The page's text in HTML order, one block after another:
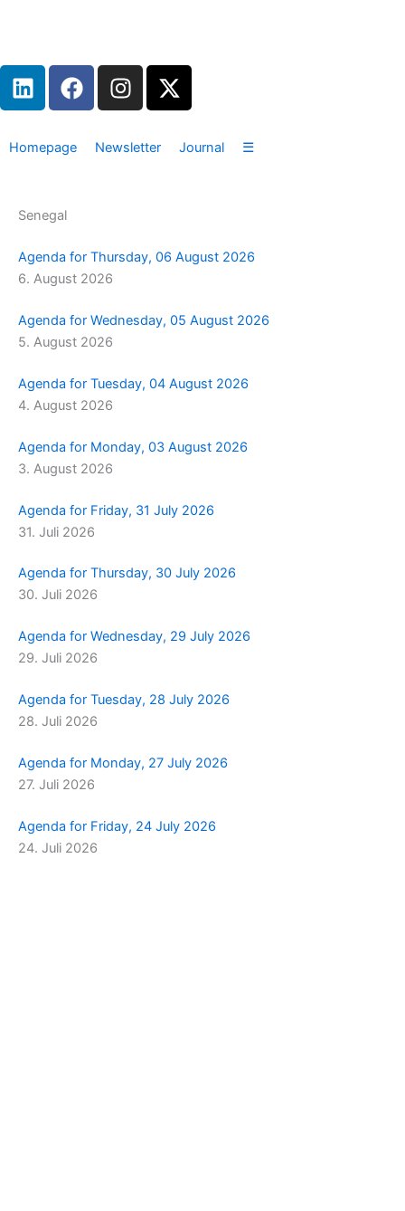
L
i
k
i
F
a
e
I
n
t
m
X
-
w
r
Homepage Newsletter Journal ☰
Senegal
Agenda for Thursday, 06 August 2026
6. August 2026
Agenda for Wednesday, 05 August 2026
5. August 2026
Agenda for Tuesday, 04 August 2026
4. August 2026
Agenda for Monday, 03 August 2026
3. August 2026
Agenda for Friday, 31 July 2026
31. Juli 2026
Agenda for Thursday, 30 July 2026
30. Juli 2026
Agenda for Wednesday, 29 July 2026
29. Juli 2026
Agenda for Tuesday, 28 July 2026
28. Juli 2026
Agenda for Monday, 27 July 2026
27. Juli 2026
Agenda for Friday, 24 July 2026
24. Juli 2026